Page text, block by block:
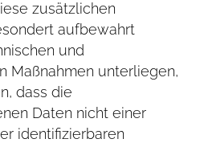
zusätzlichen
aufbewahrt
und
Maßnahmen unterliegen,
dass die
Daten nicht einer
identifizierbaren